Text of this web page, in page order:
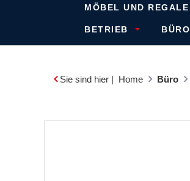
MÖBEL UND REGALE
BETRIEB BÜRO
Sie sind hier | Home Büro